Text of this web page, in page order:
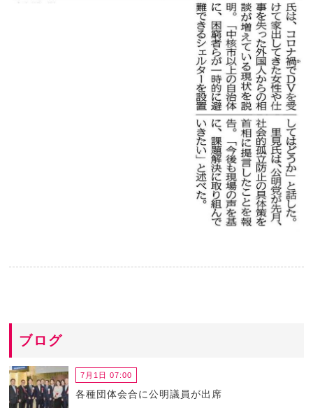
ブログ
7月1日 07:00
各種団体会合に公明議員が出席